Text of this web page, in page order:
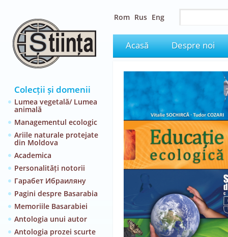
Colecții și domenii
Lumea vegetală/ Lumea
animală
Managementul ecologic
Ariile naturale protejate
din Moldova
Academica
Personalități notorii
Гарабет Ибраиляну
Pagini despre Basarabia
Memoriile Basarabiei
Antologia unui autor
Antologia prozei scurte
Rom Rus Eng
Acasă Despre noi